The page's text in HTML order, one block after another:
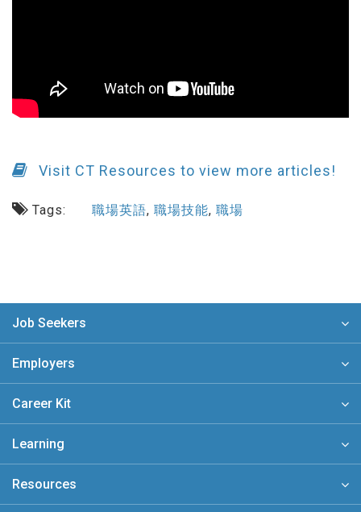
Visit CT Resources to view more articles!
Tags: 職場英語, 職場技能, 職場
Job Seekers
Employers
Career Kit
Learning
Resources